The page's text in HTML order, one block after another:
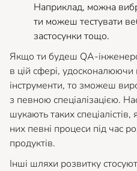
Наприклад, можна
ти можеш тестувати
застосунки тощо.
Якщо ти будеш QA-
в цій сфері,
інструменти, то зможеш
з певною спеціалізацією.
шукають таких спеціалістів,
них певні процеси під час
продуктів.
Інші шляхи розвитку